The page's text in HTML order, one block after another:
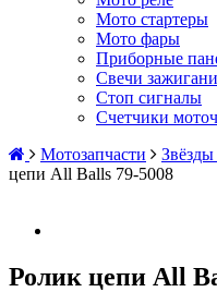
Мото стартеры
Мото фары
Приборные
Свечи
Стоп сигналы
Счетчики
Мотозапчасти
цепи All Balls 79-5008
Ролик цепи All